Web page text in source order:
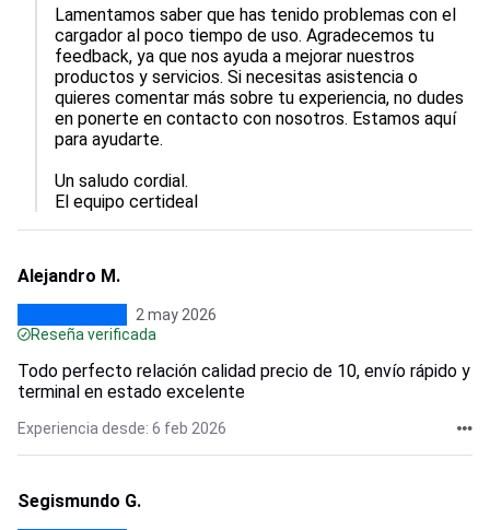
Lamentamos saber que has tenido problemas con el
cargador al poco tiempo de uso. Agradecemos tu
feedback, ya que nos ayuda a mejorar nuestros
productos y servicios. Si necesitas asistencia o
quieres comentar más sobre tu experiencia, no dudes
en ponerte en contacto con nosotros. Estamos aquí
para ayudarte.
Un saludo cordial.
El equipo certideal
Alejandro M.
2 may 2026
Reseña verificada
Todo perfecto relación calidad precio de 10, envío rápido y
terminal en estado excelente
Experiencia desde: 6 feb 2026
Segismundo G.